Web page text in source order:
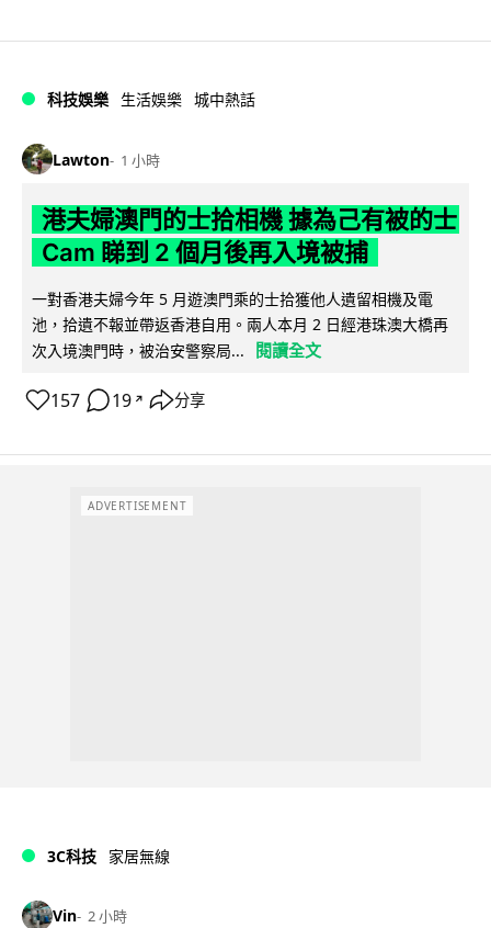
科技娛樂 生活娛樂 城中熱話
Lawton 1 小時
港夫婦澳門的士拾相機 據為己有被的士
Cam 睇到 2 個月後再入境被捕
一對香港夫婦今年 5 月遊澳門乘的士拾獲他人遺留相機及電
池，拾遺不報並帶返香港自用。兩人本月 2 日經港珠澳大橋再
次入境澳門時，被治安警察局...
閱讀全文
157 19 ↗ 分享
ADVERTISEMENT
3C科技 家居無線
Vin 2 小時